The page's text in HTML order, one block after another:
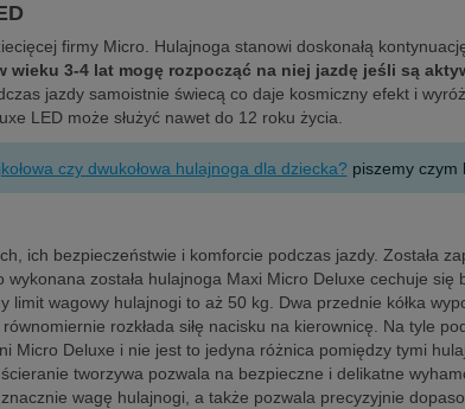
firmy Micro. Hulajnoga stanowi doskonałą
3-4 lat mogę rozpocząć na niej jazdę jeśli są
jazdy samoistnie świecą co daje kosmiczny efekt i
LED może służyć nawet do 12 roku życia.
czy dwukołowa hulajnoga dla dziecka? piszemy czym
ich bezpieczeństwie i komforcie podczas jazdy. Została
została hulajnoga Maxi Micro Deluxe cechuje
wagowy hulajnogi to aż 50 kg. Dwa przednie kółka
rozkłada siłę nacisku na kierownicę. Na tyle
Micro Deluxe i nie jest to jedyna różnica pomiędzy tymi
tworzywa pozwala na bezpieczne i delikatne
wagę hulajnogi, a także pozwala precyzyjnie